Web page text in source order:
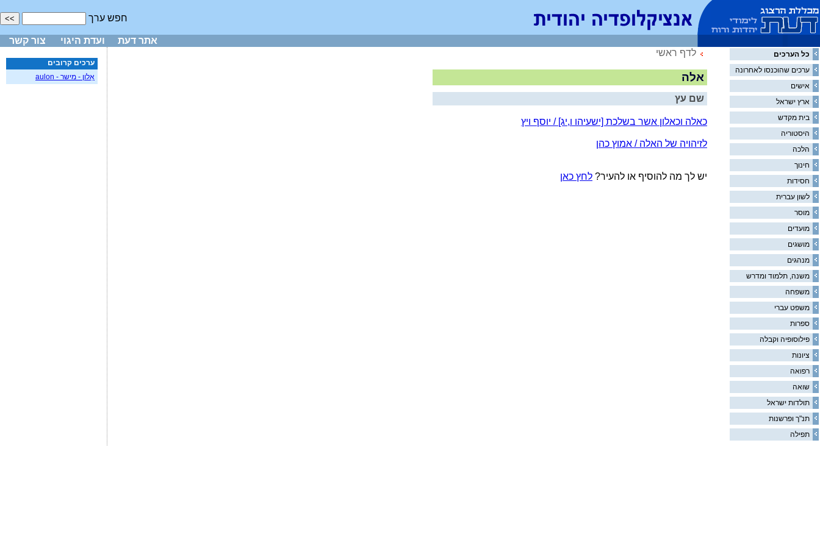
חפש ערך
אתר דעת ועדת היגוי צור קשר
כל הערכים
ערכים שהוכנסו לאחרונה
אישים
ארץ ישראל
בית מקדש
היסטוריה
הלכה
חינוך
חסידות
לשון עברית
מוסר
מועדים
מושגים
מנהגים
משנה, תלמוד ומדרש
משפחה
משפט עברי
ספרות
פילוסופיה וקבלה
ציונות
רפואה
שואה
תולדות ישראל
תנ"ך ופרשנות
תפילה
לדף ראשי
אלה
שם עץ
כאלה וכאלון אשר בשלכת [ישעיהו ו,יג] / יוסף ויץ
לזיהויה של האלה / אמוץ כהן
יש לך מה להוסיף או להעיר? לחץ כאן
ערכים קרובים
אֵלון - מישר - aulon